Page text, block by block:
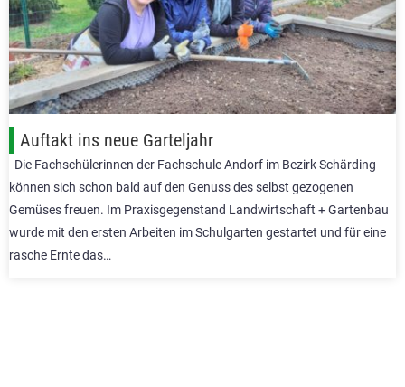
Auftakt ins neue Garteljahr
Die Fachschülerinnen der Fachschule Andorf im Bezirk Schärding
können sich schon bald auf den Genuss des selbst gezogenen
Gemüses freuen. Im Praxisgegenstand Landwirtschaft + Gartenbau
wurde mit den ersten Arbeiten im Schulgarten gestartet und für eine
rasche Ernte das…